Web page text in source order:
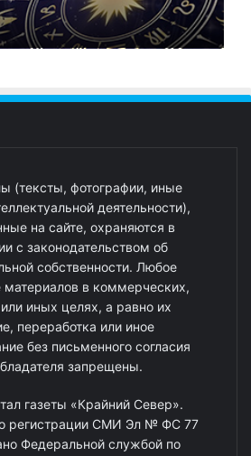
(тексты, фотографии, иные
деятельности),
на сайте, охраняются в
с законодательством об
собственности. Любое
материалов в коммерческих,
иных целях, а равно их
переработка или иное
без письменного согласия
запрещены.
газеты «Крайний Север».
о регистрации СМИ Эл № ФС 77
Федеральной службой по